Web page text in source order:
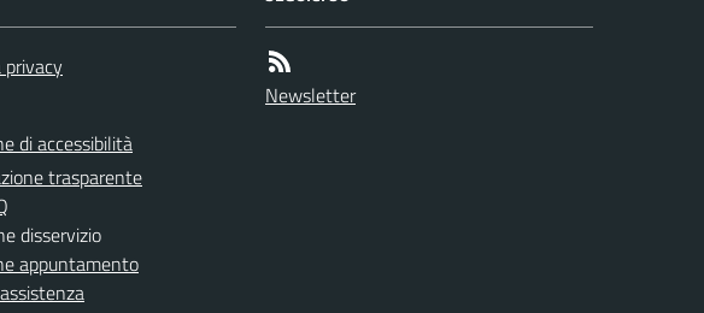
di accessibilità
trasparente
disservizio
appuntamento
Newsletter